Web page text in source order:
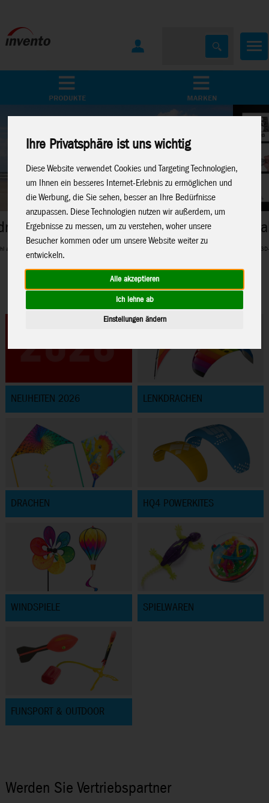
Ihre Privatsphäre ist uns wichtig
Diese Website verwendet Cookies und Targeting Technologien,
um Ihnen ein besseres Internet-Erlebnis zu ermöglichen und
die Werbung, die Sie sehen, besser an Ihre Bedürfnisse
anzupassen. Diese Technologien nutzen wir außerdem, um
Ergebnisse zu messen, um zu verstehen, woher unsere
Besucher kommen oder um unsere Website weiter zu
entwickeln.
Alle akzeptieren
Ich lehne ab
Einstellungen ändern
Metal Earth
NEUHEITEN 2026 LENKDRACHEN
DRACHEN HQ4 POWERKITES
WINDSPIELE SPIELWAREN
FUNSPORT & OUTDOOR
Werden Sie Vertriebspartner